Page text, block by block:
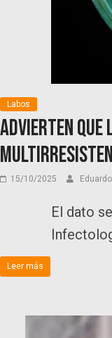
Labos
Advierten que
15/10/2025
El dato
Leer más